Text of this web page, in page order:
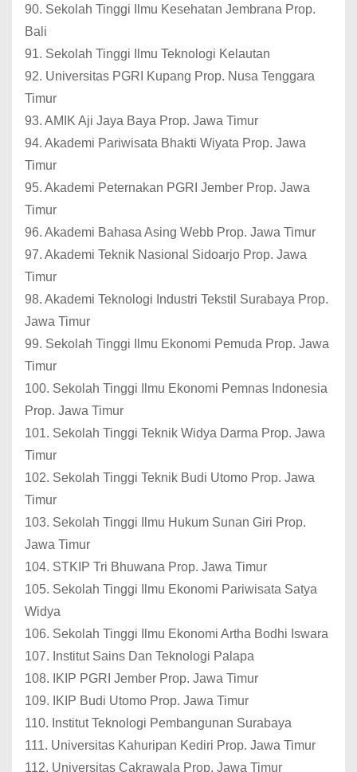
90. Sekolah Tinggi Ilmu Kesehatan Jembrana Prop.
Bali
91. Sekolah Tinggi Ilmu Teknologi Kelautan
92. Universitas PGRI Kupang Prop. Nusa Tenggara
Timur
93. AMIK Aji Jaya Baya Prop. Jawa Timur
94. Akademi Pariwisata Bhakti Wiyata Prop. Jawa
Timur
95. Akademi Peternakan PGRI Jember Prop. Jawa
Timur
96. Akademi Bahasa Asing Webb Prop. Jawa Timur
97. Akademi Teknik Nasional Sidoarjo Prop. Jawa
Timur
98. Akademi Teknologi Industri Tekstil Surabaya Prop.
Jawa Timur
99. Sekolah Tinggi Ilmu Ekonomi Pemuda Prop. Jawa
Timur
100. Sekolah Tinggi Ilmu Ekonomi Pemnas Indonesia
Prop. Jawa Timur
101. Sekolah Tinggi Teknik Widya Darma Prop. Jawa
Timur
102. Sekolah Tinggi Teknik Budi Utomo Prop. Jawa
Timur
103. Sekolah Tinggi Ilmu Hukum Sunan Giri Prop.
Jawa Timur
104. STKIP Tri Bhuwana Prop. Jawa Timur
105. Sekolah Tinggi Ilmu Ekonomi Pariwisata Satya
Widya
106. Sekolah Tinggi Ilmu Ekonomi Artha Bodhi Iswara
107. Institut Sains Dan Teknologi Palapa
108. IKIP PGRI Jember Prop. Jawa Timur
109. IKIP Budi Utomo Prop. Jawa Timur
110. Institut Teknologi Pembangunan Surabaya
111. Universitas Kahuripan Kediri Prop. Jawa Timur
112. Universitas Cakrawala Prop. Jawa Timur